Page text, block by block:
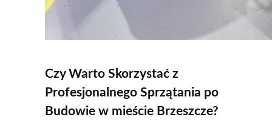
Czy Warto Skorzystać z
Profesjonalnego Sprzątania po
Budowie w mieście Brzeszcze?